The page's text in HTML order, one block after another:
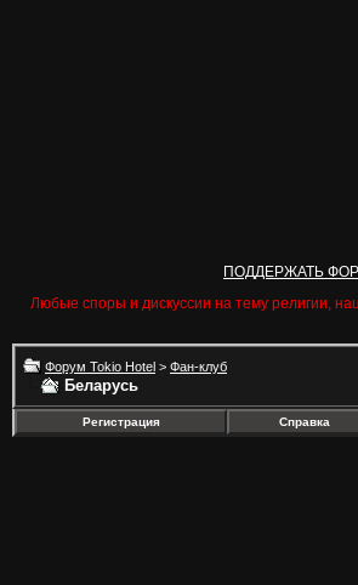
ПОДДЕРЖАТЬ
Любые споры и дискуссии на тему религии,
Форум Tokio Hotel > Фан-клуб
Беларусь
Регистрация Справка